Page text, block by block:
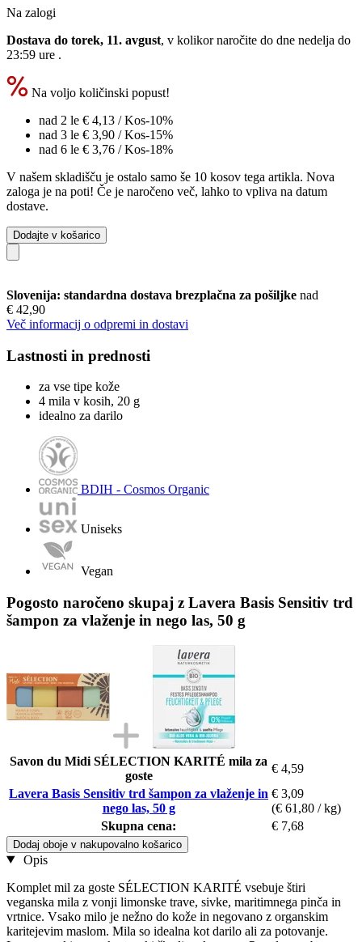
Na zalogi
Dostava do torek, 11. avgust, v kolikor naročite do dne nedelja do
23:59 ure .
Na voljo količinski popust!
nad 2 le € 4,13 / Kos-10%
nad 3 le € 3,90 / Kos-15%
nad 6 le € 3,76 / Kos-18%
V našem skladišču je ostalo samo še 10 kosov tega artikla. Nova
zaloga je na poti! Če je naročeno več, lahko to vpliva na datum
dostave.
Dodajte v košarico
Slovenija: standardna dostava brezplačna za pošiljke nad
€ 42,90
Več informacij o odpremi in dostavi
Lastnosti in prednosti
za vse tipe kože
4 mila v kosih, 20 g
idealno za darilo
BDIH - Cosmos Organic
Uniseks
Vegan
Pogosto naročeno skupaj z Lavera Basis Sensitiv trd
šampon za vlaženje in nego las, 50 g
Savon du Midi SÉLECTION KARITÉ mila za
goste
€ 4,59
Lavera Basis Sensitiv trd šampon za vlaženje in
nego las, 50 g
€ 3,09
(€ 61,80 / kg)
Skupna cena:
€ 7,68
Dodaj oboje v nakupovalno košarico
Opis
Komplet mil za goste SÉLECTION KARITÉ vsebuje štiri
veganska mila z vonji limonske trave, sivke, maritimnega pinča in
vrtnice. Vsako milo je nežno do kože in negovano z organskim
karitejevim maslom. Mila so idealna kot darilo ali za potovanje.